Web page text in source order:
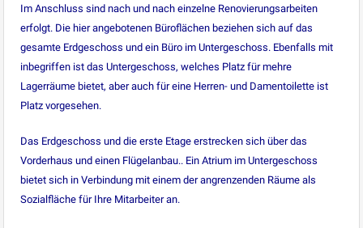
Im Anschluss sind nach und nach einzelne Renovierungsarbeiten
erfolgt. Die hier angebotenen Büroflächen beziehen sich auf das
gesamte Erdgeschoss und ein Büro im Untergeschoss. Ebenfalls mit
inbegriffen ist das Untergeschoss, welches Platz für mehre
Lagerräume bietet, aber auch für eine Herren- und Damentoilette ist
Platz vorgesehen.
Das Erdgeschoss und die erste Etage erstrecken sich über das
Vorderhaus und einen Flügelanbau.. Ein Atrium im Untergeschoss
bietet sich in Verbindung mit einem der angrenzenden Räume als
Sozialfläche für Ihre Mitarbeiter an.